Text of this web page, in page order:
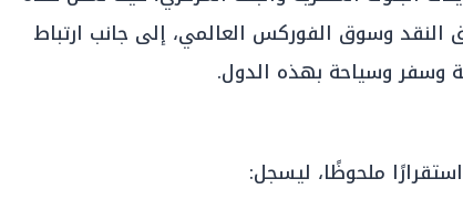
وسوق الفوركس العالمي، إلى جانب ارتباط
وسفر وسياحة بهذه الدول.
استقرارًا ملحوظًا، ليسجل: